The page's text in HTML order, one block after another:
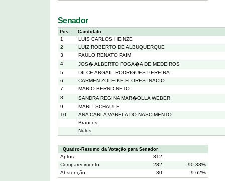
Senador
Pos. Candidato
1
LUIS CARLOS HEINZE
2
LUIZ ROBERTO DE ALBUQUERQUE
3
PAULO RENATO PAIM
4
JOS� ALBERTO FOGA�A DE MEDEIROS
5
DILCE ABGAIL RODRIGUES PEREIRA
6
CARMEN ZOLEIKE FLORES INACIO
7
MARIO BERND NETO
8
SANDRA REGINA MAR�OLLA WEBER
9
MARLI SCHAULE
10
ANA CARLA VARELA DO NASCIMENTO
Brancos
Nulos
Quadro-Resumo da Votação para Senador
Aptos
312
Comparecimento
282
90.38%
Abstenção
30 9.62%